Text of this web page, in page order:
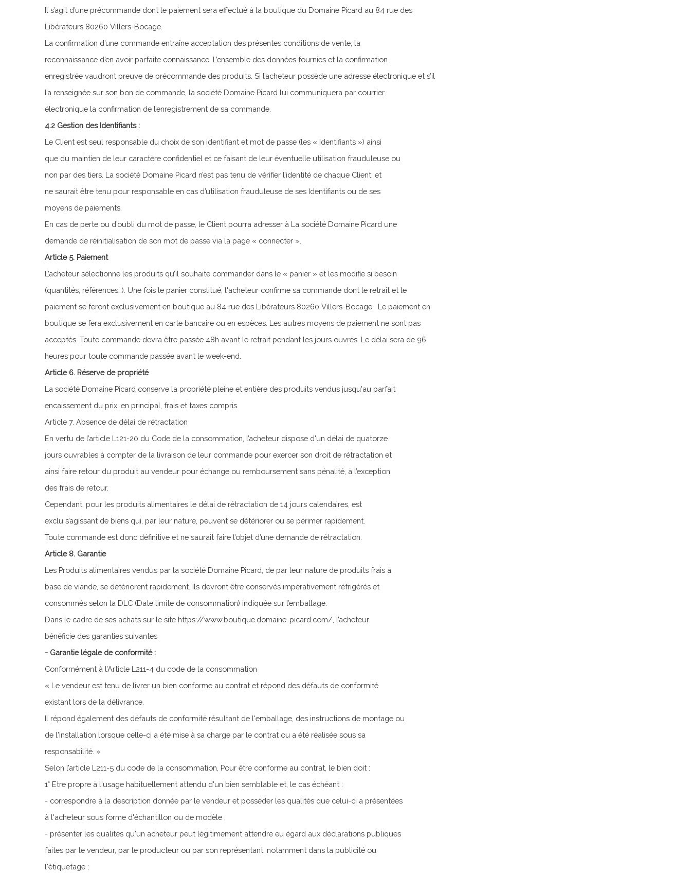
Il s’agit d’une précommande dont le paiement sera effectué à la boutique du Domaine Picard au 84 rue des
Libérateurs 80260 Villers-Bocage.
La confirmation d’une commande entraîne acceptation des présentes conditions de vente, la
reconnaissance d’en avoir parfaite connaissance. L’ensemble des données fournies et la confirmation
enregistrée vaudront preuve de précommande des produits. Si l’acheteur possède une adresse électronique et s’il
l’a renseignée sur son bon de commande, la société Domaine Picard lui communiquera par courrier
électronique la confirmation de l’enregistrement de sa commande.
4.2 Gestion des Identifiants :
Le Client est seul responsable du choix de son identifiant et mot de passe (les « Identifiants ») ainsi
que du maintien de leur caractère confidentiel et ce faisant de leur éventuelle utilisation frauduleuse ou
non par des tiers. La société Domaine Picard n’est pas tenu de vérifier l’identité de chaque Client, et
ne saurait être tenu pour responsable en cas d’utilisation frauduleuse de ses Identifiants ou de ses
moyens de paiements.
En cas de perte ou d’oubli du mot de passe, le Client pourra adresser à La société Domaine Picard une
demande de réinitialisation de son mot de passe via la page « connecter ».
Article 5. Paiement
L’acheteur sélectionne les produits qu’il souhaite commander dans le « panier » et les modifie si besoin
(quantités, références…). Une fois le panier constitué, l'acheteur confirme sa commande dont le retrait et le
paiement se feront exclusivement en boutique au 84 rue des Libérateurs 80260 Villers-Bocage. Le paiement en
boutique se fera exclusivement en carte bancaire ou en espèces. Les autres moyens de paiement ne sont pas
acceptés. Toute commande devra être passée 48h avant le retrait pendant les jours ouvrés. Le délai sera de 96
heures pour toute commande passée avant le week-end.
Article 6. Réserve de propriété
La société Domaine Picard conserve la propriété pleine et entière des produits vendus jusqu'au parfait
encaissement du prix, en principal, frais et taxes compris.
Article 7. Absence de délai de rétractation
En vertu de l’article L121-20 du Code de la consommation, l’acheteur dispose d'un délai de quatorze
jours ouvrables à compter de la livraison de leur commande pour exercer son droit de rétractation et
ainsi faire retour du produit au vendeur pour échange ou remboursement sans pénalité, à l’exception
des frais de retour.
Cependant, pour les produits alimentaires le délai de rétractation de 14 jours calendaires, est
exclu s’agissant de biens qui, par leur nature, peuvent se détériorer ou se périmer rapidement.
Toute commande est donc définitive et ne saurait faire l’objet d’une demande de rétractation.
Article 8. Garantie
Les Produits alimentaires vendus par la société Domaine Picard, de par leur nature de produits frais à
base de viande, se détériorent rapidement. Ils devront être conservés impérativement réfrigérés et
consommés selon la DLC (Date limite de consommation) indiquée sur l’emballage.
Dans le cadre de ses achats sur le site https://www.boutique.domaine-picard.com/, l’acheteur
bénéficie des garanties suivantes
- Garantie légale de conformité :
Conformément à l’Article L211-4 du code de la consommation
« Le vendeur est tenu de livrer un bien conforme au contrat et répond des défauts de conformité
existant lors de la délivrance.
Il répond également des défauts de conformité résultant de l'emballage, des instructions de montage ou
de l'installation lorsque celle-ci a été mise à sa charge par le contrat ou a été réalisée sous sa
responsabilité. »
Selon l’article L211-5 du code de la consommation, Pour être conforme au contrat, le bien doit :
1° Etre propre à l'usage habituellement attendu d'un bien semblable et, le cas échéant :
- correspondre à la description donnée par le vendeur et posséder les qualités que celui-ci a présentées
à l'acheteur sous forme d'échantillon ou de modèle ;
- présenter les qualités qu'un acheteur peut légitimement attendre eu égard aux déclarations publiques
faites par le vendeur, par le producteur ou par son représentant, notamment dans la publicité ou
l'étiquetage ;